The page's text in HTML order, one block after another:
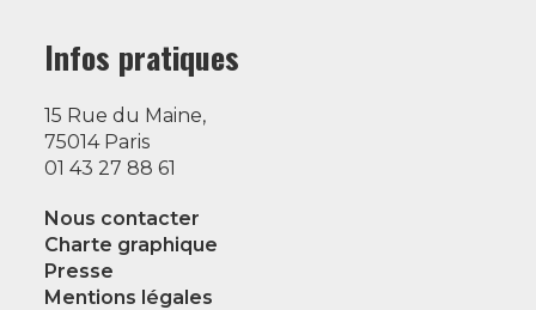
Infos pratiques
15 Rue du Maine,
75014 Paris
01 43 27 88 61
Nous contacter
Charte graphique
Presse
Mentions légales